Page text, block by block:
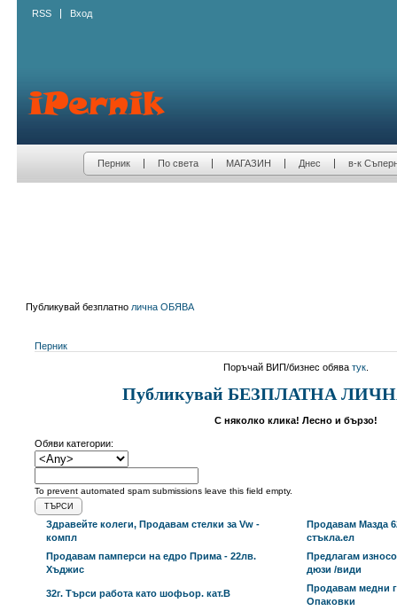
RSS Вход
Перник По света МАГАЗИН Днес в-к
Публикувай безплатно лична ОБЯВА
Перник
Поръчай ВИП/бизнес обява тук
Публикувай БЕЗПЛАТНА
С няколко клика! Лесно и бързо!
Обяви категории:
To prevent automated spam submissions leave this field empty.
Здравейте колеги, Продавам стелки за Vw -
компл
Продавам Мазда
стъкла.ел
Продавам памперси на едро Прима - 22лв.
Хъджис
Предлагам
дюзи /види
32г. Търси работа като шофьор. кат.B
Продавам медни
Опаковки